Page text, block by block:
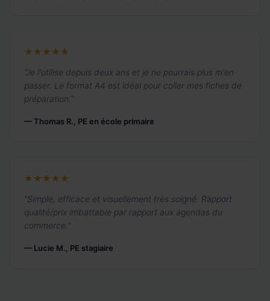
★★★★★
"Je l'utilise depuis deux ans et je ne pourrais plus m'en
passer. Le format A4 est idéal pour coller mes fiches de
préparation."
— Thomas R., PE en école primaire
★★★★★
"Simple, efficace et visuellement très soigné. Rapport
qualité/prix imbattable par rapport aux agendas du
commerce."
— Lucie M., PE stagiaire